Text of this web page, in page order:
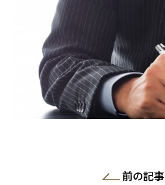
前の記事